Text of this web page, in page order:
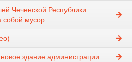
Чеченской Республики
собой мусор
здание администрации